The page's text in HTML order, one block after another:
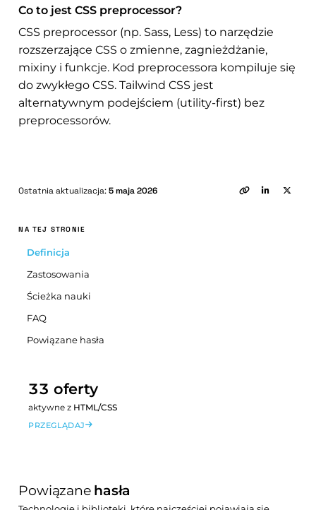
Co to jest CSS preprocessor?
CSS preprocessor (np. Sass, Less) to narzędzie
rozszerzające CSS o zmienne, zagnieżdżanie,
mixiny i funkcje. Kod preprocessora kompiluje się
do zwykłego CSS. Tailwind CSS jest
alternatywnym podejściem (utility-first) bez
preprocessorów.
Ostatnia aktualizacja:5 maja 2026
NA TEJ STRONIE
Definicja
Zastosowania
Ścieżka nauki
FAQ
Powiązane hasła
33 oferty
aktywne z HTML/CSS
PRZEGLĄDAJ
Powiązane hasła